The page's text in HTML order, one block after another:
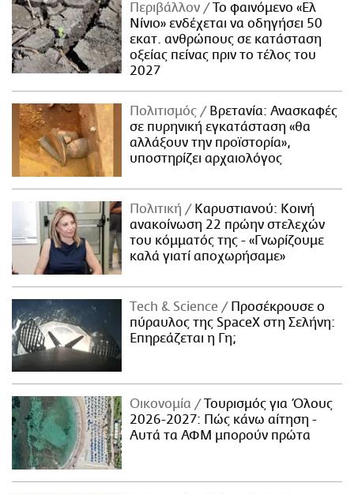
Περιβάλλον
Το φαινόμενο «Ελ
Νίνιο» ενδέχεται να οδηγήσει 50
εκατ. ανθρώπους σε κατάσταση
οξείας πείνας πριν το τέλος του
2027
Πολιτισμός
Βρετανία: Ανασκαφές
σε πυρηνική εγκατάσταση «θα
αλλάξουν την προϊστορία»,
υποστηρίζει αρχαιολόγος
Πολιτική
Καρυστιανού: Κοινή
ανακοίνωση 22 πρώην στελεχών
του κόμματός της - «Γνωρίζουμε
καλά γιατί αποχωρήσαμε»
Τech & Science
Προσέκρουσε ο
πύραυλος της SpaceX στη Σελήνη:
Επηρεάζεται η Γη;
Οικονομία
Τουρισμός για Όλους
2026-2027: Πώς κάνω αίτηση -
Αυτά τα ΑΦΜ μπορούν πρώτα